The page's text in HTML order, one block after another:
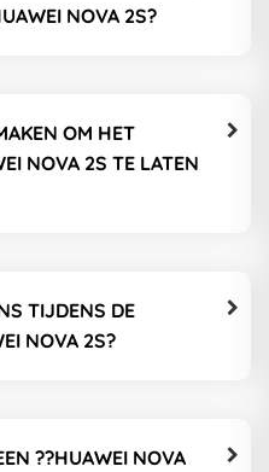
NOVA 2S?
OM HET
NOVA 2S TE LATEN
TIJDENS DE
NOVA 2S?
??HUAWEI NOVA